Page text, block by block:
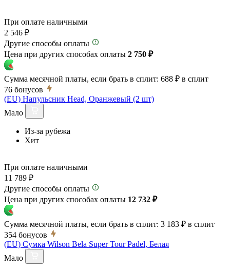
При оплате наличными
2 546 ₽
Другие способы оплаты
Цена при других способах оплаты 2 750 ₽
Сумма месячной платы, если брать в сплит: 688 ₽ в сплит
76 бонусов
(EU) Напульсник Head, Оранжевый (2 шт)
Мало
Из-за рубежа
Хит
При оплате наличными
11 789 ₽
Другие способы оплаты
Цена при других способах оплаты 12 732 ₽
Сумма месячной платы, если брать в сплит: 3 183 ₽ в сплит
354 бонусов
(EU) Сумка Wilson Bela Super Tour Padel, Белая
Мало